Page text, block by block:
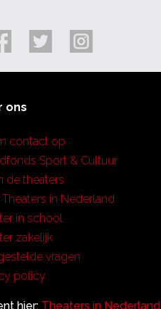
ons
contact op
Sport & Cultuur
de theaters
Theaters in Nederland
in school
zakelijk
vragen
policy
hier: Theaters in Nederland